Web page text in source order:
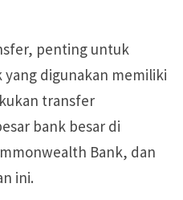
penting untuk
digunakan memiliki
transfer
bank besar di
Bank, dan
ini.